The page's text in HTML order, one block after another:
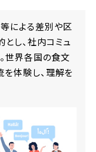
による差別や区
し、社内コミュ
世界各国の食文
を体験し、理解を